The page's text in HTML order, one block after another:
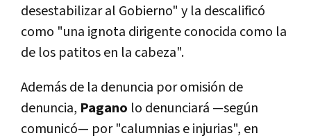
desestabilizar al Gobierno" y la descalificó
como "una ignota dirigente conocida como la
de los patitos en la cabeza".
Además de la denuncia por omisión de
denuncia, Pagano lo denunciará —según
comunicó— por "calumnias e injurias", en